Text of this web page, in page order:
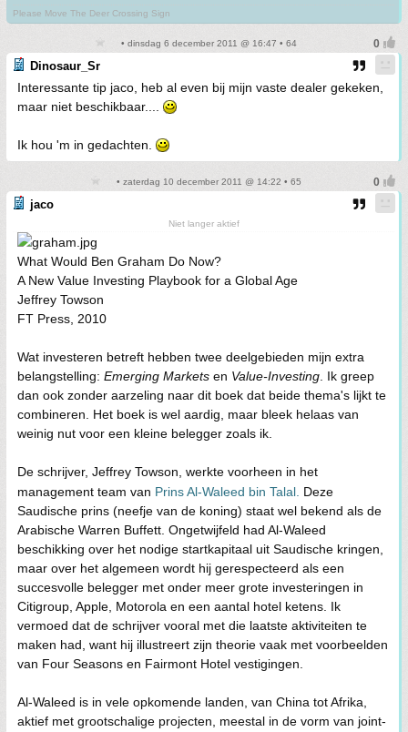
Please Move The Deer Crossing Sign
• dinsdag 6 december 2011 @ 16:47 • 64
Dinosaur_Sr
Interessante tip jaco, heb al even bij mijn vaste dealer gekeken,
maar niet beschikbaar....
Ik hou 'm in gedachten.
• zaterdag 10 december 2011 @ 14:22 • 65
jaco
Niet langer aktief
What Would Ben Graham Do Now?
A New Value Investing Playbook for a Global Age
Jeffrey Towson
FT Press, 2010
Wat investeren betreft hebben twee deelgebieden mijn extra
belangstelling: Emerging Markets en Value-Investing . Ik greep
dan ook zonder aarzeling naar dit boek dat beide thema's lijkt te
combineren. Het boek is wel aardig, maar bleek helaas van
weinig nut voor een kleine belegger zoals ik.
De schrijver, Jeffrey Towson, werkte voorheen in het
management team van Prins Al-Waleed bin Talal. Deze
Saudische prins (neefje van de koning) staat wel bekend als de
Arabische Warren Buffett. Ongetwijfeld had Al-Waleed
beschikking over het nodige startkapitaal uit Saudische kringen,
maar over het algemeen wordt hij gerespecteerd als een
succesvolle belegger met onder meer grote investeringen in
Citigroup, Apple, Motorola en een aantal hotel ketens. Ik
vermoed dat de schrijver vooral met die laatste aktiviteiten te
maken had, want hij illustreert zijn theorie vaak met voorbeelden
van Four Seasons en Fairmont Hotel vestigingen.
Al-Waleed is in vele opkomende landen, van China tot Afrika,
aktief met grootschalige projecten, meestal in de vorm van joint-